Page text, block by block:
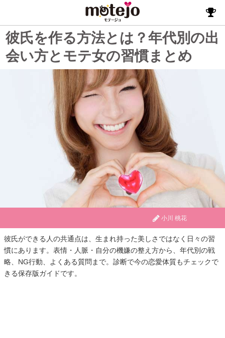
彼氏を作る方法とは？年代別の出
会い方とモテ女の習慣まとめ
小川 桃花
彼氏ができる人の共通点は、生まれ持った美しさではなく日々の習
慣にあります。表情・人脈・自分の機嫌の整え方から、年代別の戦
略、NG行動、よくある質問まで。診断で今の恋愛体質もチェックで
きる保存版ガイドです。